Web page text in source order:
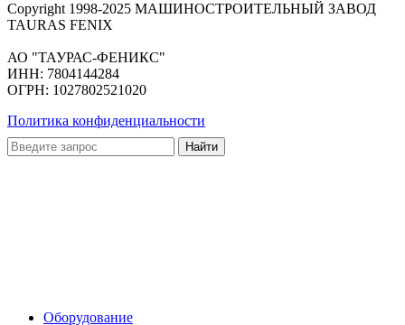
Сopyright 1998-2025 МАШИНОСТРОИТЕЛЬНЫЙ ЗАВОД
TAURAS FENIX
АО "ТАУРАС-ФЕНИКС"
ИНН: 7804144284
ОГРН: 1027802521020
Политика конфиденциальности
Оборудование